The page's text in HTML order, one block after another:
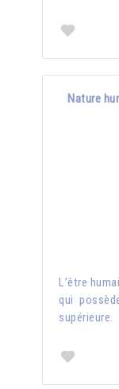
Nature
L’être
qui
supérieure.